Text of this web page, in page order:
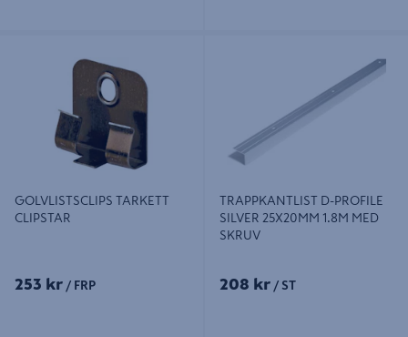
GOLVLISTSCLIPS TARKETT
CLIPSTAR
253 kr / FRP
SILVER 25X20MM 1.8M MED SKRUV
TRAPPKANTLIST D-PROFILE
SILVER 25X20MM 1.8M MED
SKRUV
208 kr / ST